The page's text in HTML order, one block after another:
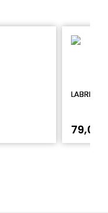
LABRET
79,00